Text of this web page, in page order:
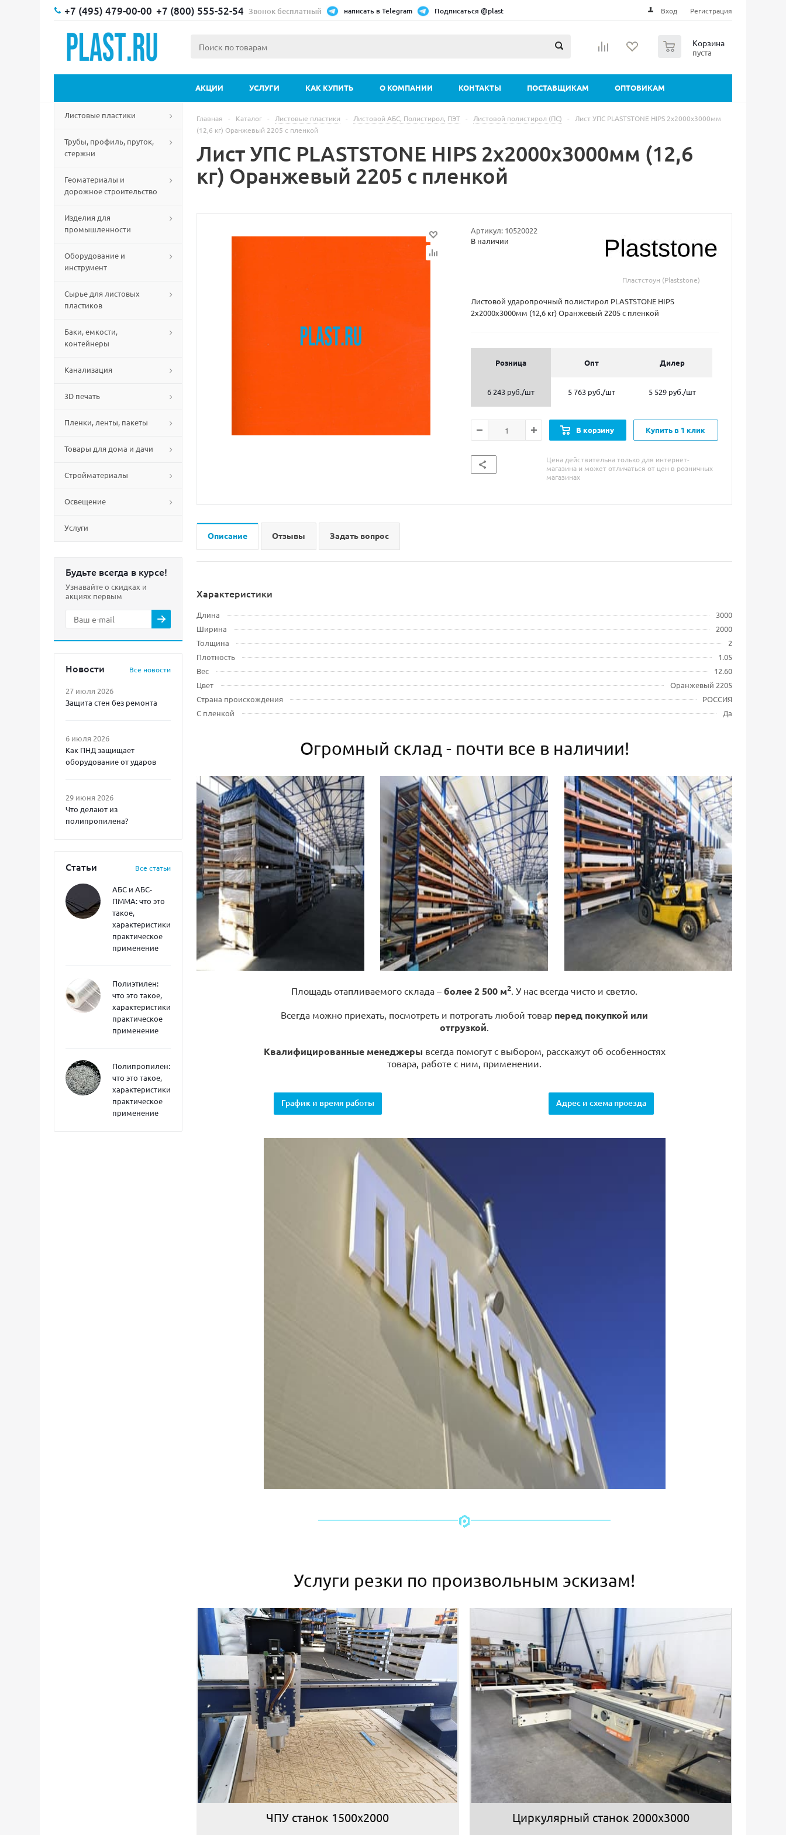
+7 (495) 479-00-00 +7 (800) 555-52-54 Звонок бесплатный написать в Telegram Подписаться @plast Вход Регистрация
Корзина
пуста
АКЦИИ УСЛУГИ КАК КУПИТЬ О КОМПАНИИ КОНТАКТЫ ПОСТАВЩИКАМ ОПТОВИКАМ
Листовые пластики
Трубы, профиль, пруток,
стержни
Геоматериалы и
дорожное строительство
Изделия для
промышленности
Оборудование и
инструмент
Сырье для листовых
пластиков
Баки, емкости,
контейнеры
Канализация
3D печать
Пленки, ленты, пакеты
Товары для дома и дачи
Стройматериалы
Освещение
Услуги
Будьте всегда в курсе!
Узнавайте о скидках и
акциях первым
Новости Все новости
27 июля 2026
Защита стен без ремонта
6 июля 2026
Как ПНД защищает
оборудование от ударов
29 июня 2026
Что делают из
полипропилена?
Статьи Все статьи
АБС и АБС-
ПММА: что это
такое,
характеристики,
практическое
применение
Полиэтилен:
что это такое,
характеристики,
практическое
применение
Полипропилен:
что это такое,
характеристики,
практическое
применение
Главная - Каталог - Листовые пластики - Листовой АБС, Полистирол, ПЭТ - Листовой полистирол (ПС) -
Лист УПС PLASTSTONE HIPS 2х2000х3000мм
(12,6 кг) Оранжевый 2205 с пленкой
Лист УПС PLASTSTONE HIPS 2х2000х3000мм (12,6
кг) Оранжевый 2205 с пленкой
Артикул: 10520022
В наличии
Пластстоун (Plaststone)
Листовой ударопрочный полистирол PLASTSTONE HIPS
2х2000х3000мм (12,6 кг) Оранжевый 2205 с пленкой
Розница Опт Дилер
6 243 руб./шт 5 763 руб./шт 5 529 руб./шт
В корзину Купить в 1 клик
Цена действительна только для интернет-
магазина и может отличаться от цен в розничных
магазинах
Описание Отзывы Задать вопрос
Характеристики
Длина
3000
Ширина
2000
Толщина
2
Плотность
1.05
Вес
12.60
Цвет
Оранжевый 2205
Страна происхождения
РОССИЯ
С пленкой
Да
Огромный склад - почти все в наличии!
Площадь отапливаемого склада – более 2 500 м2. У нас всегда чисто и светло.
Всегда можно приехать, посмотреть и потрогать любой товар перед покупкой или
отгрузкой.
Квалифицированные менеджеры всегда помогут с выбором, расскажут об особенностях
товара, работе с ним, применении.
График и время работы Адрес и схема проезда
Услуги резки по произвольным эскизам!
ЧПУ станок 1500х2000 Циркулярный станок 2000х3000